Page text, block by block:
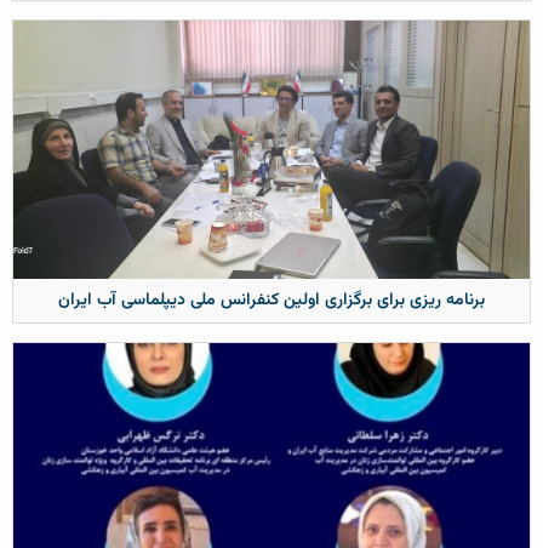
برنامه ریزی برای برگزاری اولین کنفرانس ملی دیپلماسی آب ایران